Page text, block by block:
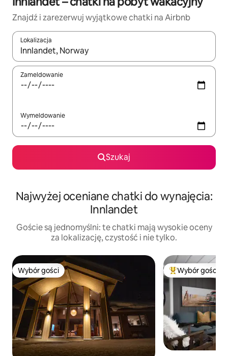
Znajdź i zarezerwuj wyjątkowe chatki na Airbnb
Lokalizacja
Gdy wyniki będą dostępne, możesz poruszać się po nich za
Zameldowanie
Wymeldowanie
Szukaj
Najwyżej oceniane chatki do wynajęcia:
Innlandet
Goście są jednomyślni: te chatki mają wysokie oceny
za lokalizację, czystość i nie tylko.
Wybór gości
Wybór gości Wybór gości